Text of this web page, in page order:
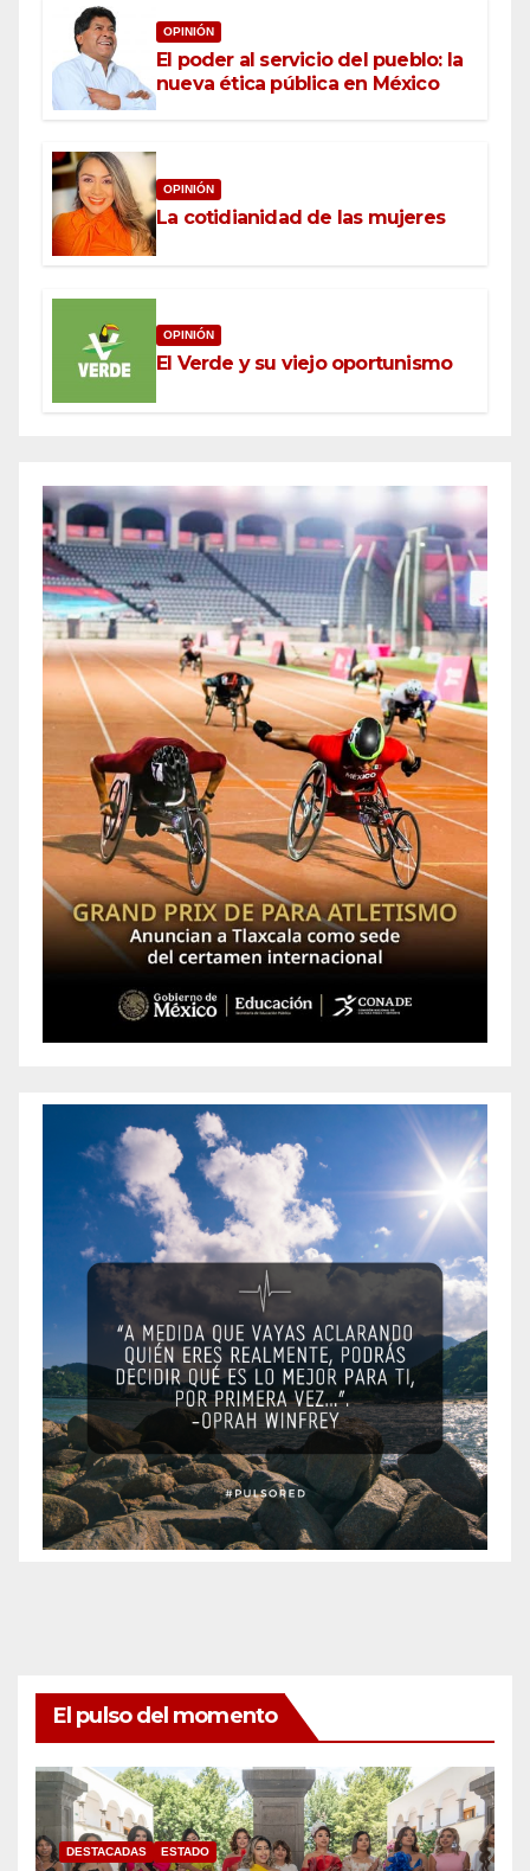
OPINIÓN
El poder al servicio del pueblo: la
nueva ética pública en México
OPINIÓN
La cotidianidad de las mujeres
OPINIÓN
El Verde y su viejo oportunismo
El pulso del momento
DESTACADAS ESTADO